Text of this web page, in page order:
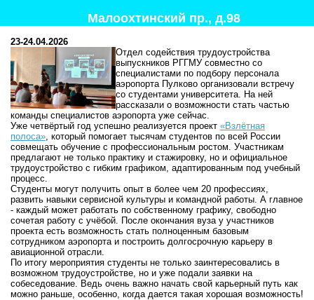
23-24.04.2026
Отдел содействия трудоустройства
выпускников РГГМУ совместно со
специалистами по подбору персонала
аэропорта Пулково организовали встречу
со студентами университета. На ней
рассказали о возможности стать частью
команды специалистов аэропорта уже сейчас.
Уже четвёртый год успешно реализуется проект «Взлётная
полоса», который помогает тысячам студентов по всей России
совмещать обучение с профессиональным ростом. Участникам
предлагают не только практику и стажировку, но и официальное
трудоустройство с гибким графиком, адаптированным под учебный
процесс.
Студенты могут получить опыт в более чем 20 профессиях,
развить навыки сервисной культуры и командной работы. А главное
- каждый может работать по собственному графику, свободно
сочетая работу с учёбой. После окончания вуза у участников
проекта есть возможность стать полноценным базовым
сотрудником аэропорта и построить долгосрочную карьеру в
авиационной отрасли.
По итогу мероприятия студенты не только заинтересовались в
возможном трудоустройстве, но и уже подали заявки на
собеседование. Ведь очень важно начать свой карьерный путь как
можно раньше, особенно, когда дается такая хорошая возможность!
Малоохтинский пр., д.98